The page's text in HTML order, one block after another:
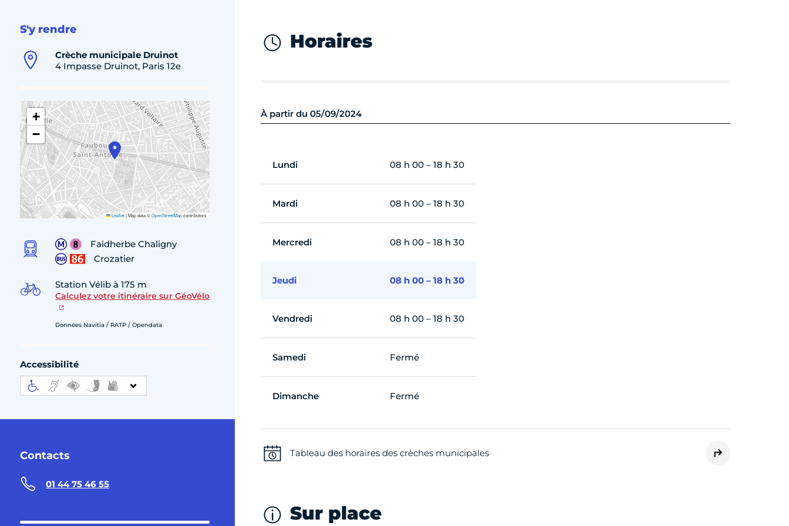
S'y rendre
Crèche municipale Druinot
4 Impasse Druinot, Paris 12e
+
−
Leaflet|Map data ©OpenStreetMapcontributors
Faidherbe Chaligny
Crozatier
Station Vélib à 175 m
Calculez votre itinéraire sur GéoVélo
Données Navitia / RATP / Opendata
Accessibilité
Contacts
01 44 75 46 55
Horaires
À partir du 05/09/2024
Lundi 08 h 00 – 18 h 30
Mardi 08 h 00 – 18 h 30
Mercredi 08 h 00 – 18 h 30
Jeudi 08 h 00 – 18 h 30
Vendredi 08 h 00 – 18 h 30
Samedi Fermé
Dimanche Fermé
Tableau des horaires des crèches municipales
Sur place